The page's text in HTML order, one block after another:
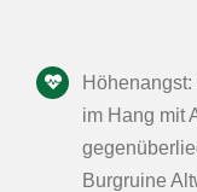
im Hang mit
Burgruine